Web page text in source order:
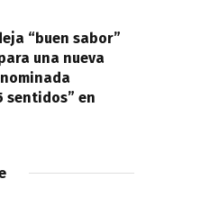
“buen sabor”
una nueva
sentidos” en